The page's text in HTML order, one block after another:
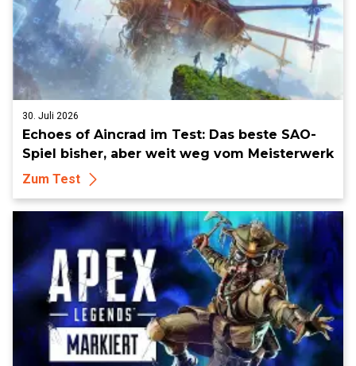
30. Juli 2026
Echoes of Aincrad im Test: Das beste SAO-
Spiel bisher, aber weit weg vom Meisterwerk
Zum Test